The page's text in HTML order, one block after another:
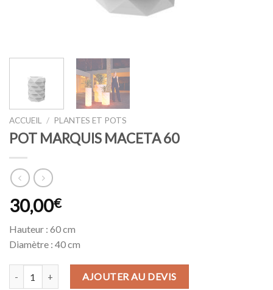
ACCUEIL / PLANTES ET POTS
POT MARQUIS MACETA 60
30,00€
Hauteur : 60 cm
Diamètre : 40 cm
quantité de POT MARQUIS MACETA 60
AJOUTER AU DEVIS